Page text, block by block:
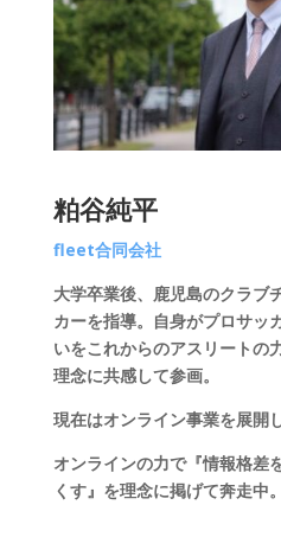
粕谷純平
fleet合同会社
大学卒業後、鹿児島のクラブ
カーを指導。自身がプロサッ
いをこれからのアスリートの
理念に共感して参画。
現在はオンライン事業を展開し
オンラインの力で『情報格差
くす』を理念に掲げて奔走中。